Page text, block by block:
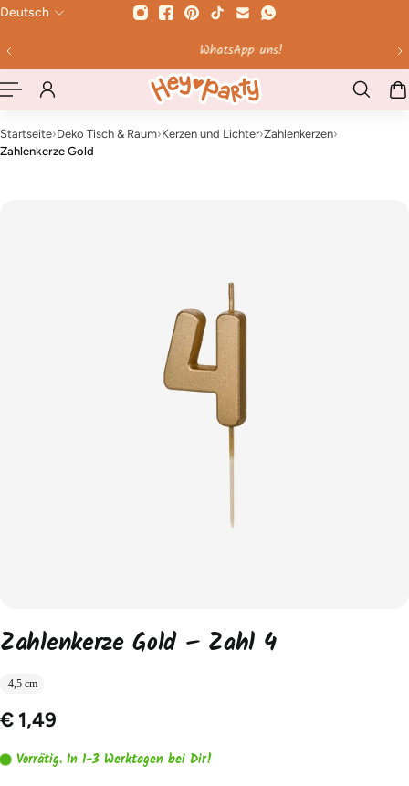
WhatsApp uns!
Deutsch
Startseite›Deko Tisch & Raum›Kerzen und Lichter›Zahlenkerzen›
Zahlenkerze Gold
Zahlenkerze Gold – Zahl 4
4,5 cm
€ 1,49
Vorrätig. In 1-3 Werktagen bei Dir!